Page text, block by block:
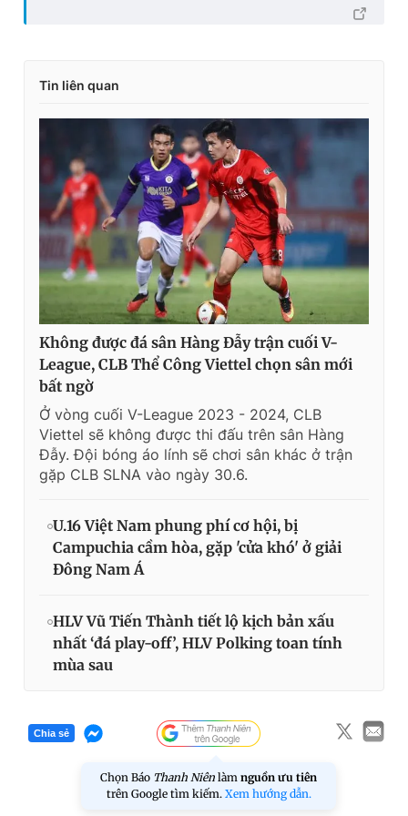
Tin liên quan
Không được đá sân Hàng Đẫy trận cuối V-
League, CLB Thể Công Viettel chọn sân mới
bất ngờ
Ở vòng cuối V-League 2023 - 2024, CLB
Viettel sẽ không được thi đấu trên sân Hàng
Đẫy. Đội bóng áo lính sẽ chơi sân khác ở trận
gặp CLB SLNA vào ngày 30.6.
U.16 Việt Nam phung phí cơ hội, bị
Campuchia cầm hòa, gặp 'cửa khó' ở giải
Đông Nam Á
HLV Vũ Tiến Thành tiết lộ kịch bản xấu
nhất ‘đá play-off’, HLV Polking toan tính
mùa sau
Chia sẻ
Chọn Báo Thanh Niên làm nguồn ưu tiên
trên Google tìm kiếm. Xem hướng dẫn.